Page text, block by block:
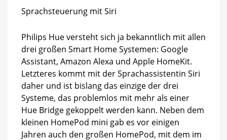
zurück
Sprachsteuerung mit Siri
Philips Hue versteht sich ja bekanntlich mit allen
drei großen Smart Home Systemen: Google
Assistant, Amazon Alexa und Apple HomeKit.
Letzteres kommt mit der Sprachassistentin Siri
daher und ist bislang das einzige der drei
Systeme, das problemlos mit mehr als einer
Hue Bridge gekoppelt werden kann. Neben dem
kleinen HomePod mini gab es vor einigen
Jahren auch den großen HomePod, mit dem im